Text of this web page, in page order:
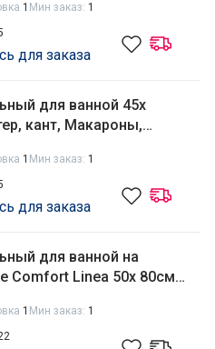
1 Мин заказ: 1
для заказа
для ванной 45х
кант, Макароны,
1 Мин заказ: 1
для заказа
для ванной на
Comfort Linea 50х 80см
1.50/80-LL
1 Мин заказ: 1